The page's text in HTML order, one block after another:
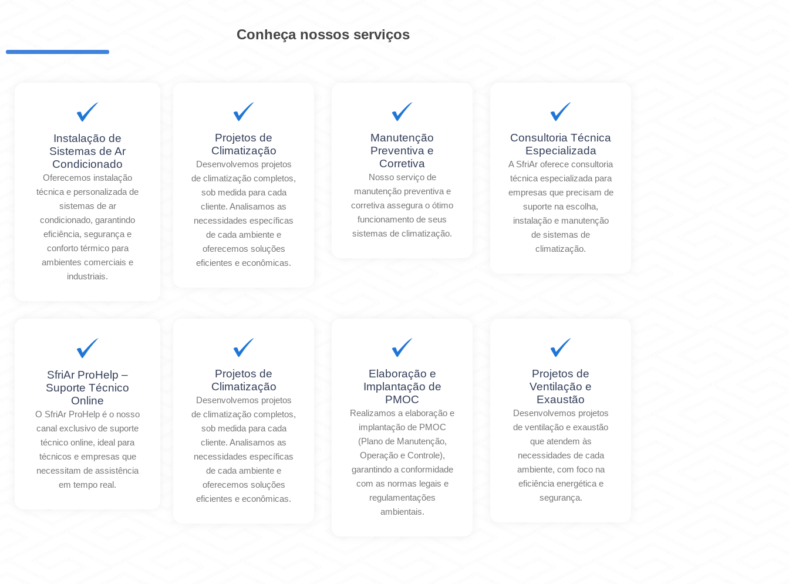
Conheça nossos serviços
Instalação de
Sistemas de Ar
Condicionado
Oferecemos instalação
técnica e personalizada de
sistemas de ar
condicionado, garantindo
eficiência, segurança e
conforto térmico para
ambientes comerciais e
industriais.
Projetos de
Climatização
Desenvolvemos projetos
de climatização completos,
sob medida para cada
cliente. Analisamos as
necessidades específicas
de cada ambiente e
oferecemos soluções
eficientes e econômicas.
Manutenção
Preventiva e
Corretiva
Nosso serviço de
manutenção preventiva e
corretiva assegura o ótimo
funcionamento de seus
sistemas de climatização.
Consultoria Técnica
Especializada
A SfriAr oferece consultoria
técnica especializada para
empresas que precisam de
suporte na escolha,
instalação e manutenção
de sistemas de
climatização.
SfriAr ProHelp –
Suporte Técnico
Online
O SfriAr ProHelp é o nosso
canal exclusivo de suporte
técnico online, ideal para
técnicos e empresas que
necessitam de assistência
em tempo real.
Projetos de
Climatização
Desenvolvemos projetos
de climatização completos,
sob medida para cada
cliente. Analisamos as
necessidades específicas
de cada ambiente e
oferecemos soluções
eficientes e econômicas.
Elaboração e
Implantação de
PMOC
Realizamos a elaboração e
implantação de PMOC
(Plano de Manutenção,
Operação e Controle),
garantindo a conformidade
com as normas legais e
regulamentações
ambientais.
Projetos de
Ventilação e
Exaustão
Desenvolvemos projetos
de ventilação e exaustão
que atendem às
necessidades de cada
ambiente, com foco na
eficiência energética e
segurança.